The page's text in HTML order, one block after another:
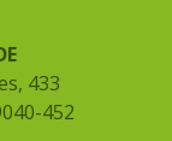
433
452